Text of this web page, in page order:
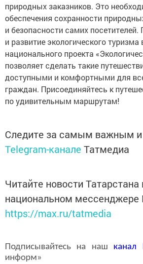
природных заказников. Это
обеспечения сохранности
и безопасности самих посетителей.
и развитие экологического туризма
национального проекта
позволяет сделать такие
доступными и комфортными для
граждан. Присоединяйтесь к
по удивительным маршрутам!
Следите за самым важным
Telegram-канале Татмедиа
Читайте новости Татарстана
национальном мессенджере
https://max.ru/tatmedia
Подписывайтесь на наш канал
информ»